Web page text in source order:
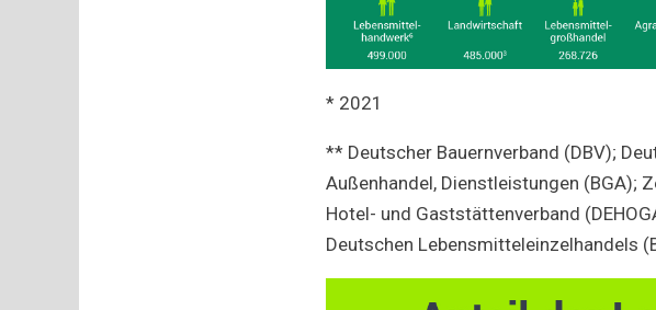
* 2021
** Deutscher Bauernverband (DBV);
Außenhandel, Dienstleistungen (BGA);
Hotel- und Gaststättenverband
Deutschen Lebensmitteleinzelhandels